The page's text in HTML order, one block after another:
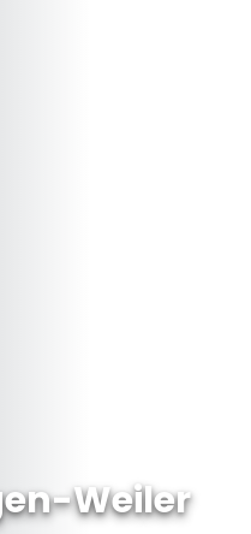
Weiler